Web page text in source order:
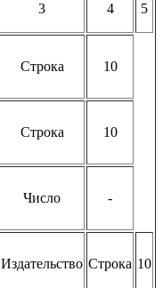
3 4 5
Строка 10
Строка 10
Число -
Издательство Строка 10